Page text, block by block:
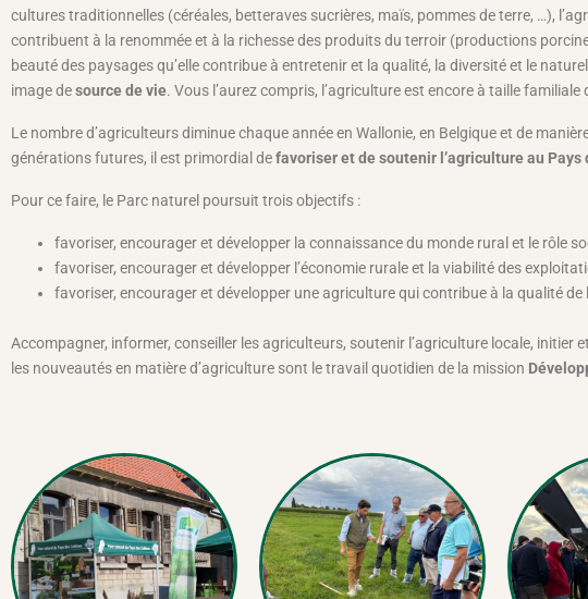
cultures traditionnelles (céréales, betteraves sucrières, maïs, pommes de terre, …),
contribuent à la renommée et à la richesse des produits du terroir (productions
beauté des paysages qu’elle contribue à entretenir et la qualité, la diversité et le
image desource de vie. Vous l’aurez compris, l’agriculture est encore à taille
Le nombre d’agriculteurs diminue chaque année en Wallonie, en Belgique et de
générations futures, il est primordial defavoriser et de soutenir l’agriculture au Pays
Pour ce faire, le Parc naturel poursuit trois objectifs :
favoriser, encourager et développer la connaissance du monde rural et le rôle
favoriser, encourager et développer l’économie rurale et la viabilité des
favoriser, encourager et développer une agriculture qui contribue à la qualité de
Accompagner, informer, conseiller les agriculteurs, soutenir l’agriculture locale,
les nouveautés en matière d’agriculture sont le travail quotidien de la mission